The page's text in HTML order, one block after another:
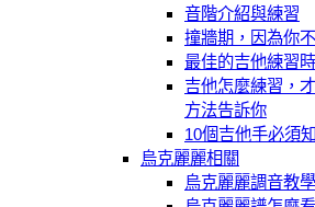
音階介紹與練習
撞牆期，因為你
最佳的吉他練習
吉他怎麼練習，
方法告訴你
10個吉他手必須
烏克麗麗相關
烏克麗麗調音教學